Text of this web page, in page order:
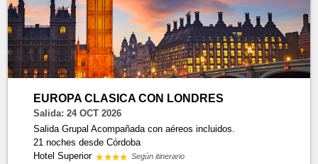
EUROPA CLASICA CON LONDRES
Salida: 24 OCT 2026
Salida Grupal Acompañada con aéreos incluidos.
21 nochesdesde Córdoba
Hotel Superior
Según itinerario